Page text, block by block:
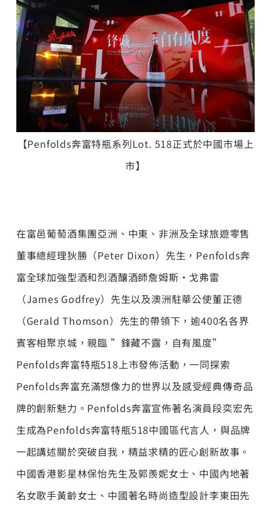
【Penfolds奔富特瓶系列Lot. 518正式於中國市場上
市】
在富邑葡萄酒集團亞洲、中東、非洲及全球旅遊零售
董事總經理狄勝（Peter Dixon）先生，Penfolds奔
富全球加強型酒和烈酒釀酒師詹姆斯·戈弗雷
（James Godfrey）先生以及澳洲駐華公使董正德
（Gerald Thomson）先生的帶領下，逾400名各界
賓客相聚京城，親臨 ”鋒藏不露，自有風度”
Penfolds奔富特瓶518上市發佈活動，一同探索
Penfolds奔富充滿想像力的世界以及感受經典傳奇品
牌的創新魅力。Penfolds奔富宣佈著名演員段奕宏先
生成為Penfolds奔富特瓶518中國區代言人，與品牌
一起講述關於突破自我，精益求精的匠心創新故事。
中國香港影星林保怡先生及郭羨妮女士、中國內地著
名女歌手黃齡女士、中國著名時尚造型設計李東田先